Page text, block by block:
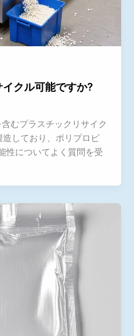
クル可能ですか?
むプラスチックリサイク
しており、ポリプロピ
性についてよく質問を受